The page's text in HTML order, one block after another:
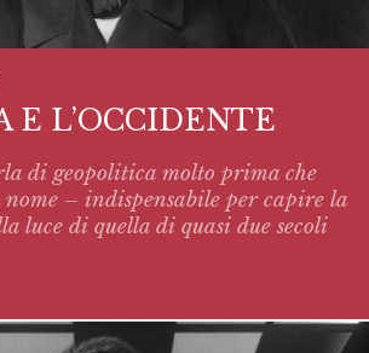
E L’OCCIDENTE
di geopolitica molto prima che
nome – indispensabile per capire la
luce di quella di quasi due secoli